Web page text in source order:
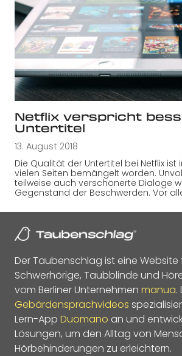
Netflix verspricht
Untertitel
13. August 2018
Die Qualität der Untertitel bei Netflix ist
vielen Seiten bemängelt worden.
teilweise auch verschönerte Dialoge
Gegenstand der Beschwerden. Vor
Der Taubenschlag ist eine Website
Schwerhörige, Taubblinde und
vom Berliner Unternehmen manua.
Gebärdensprachvideos
Lern-App Duomano an und
Lösungen, um den Alltag von
Hörbehinderungen zu erleichtern.